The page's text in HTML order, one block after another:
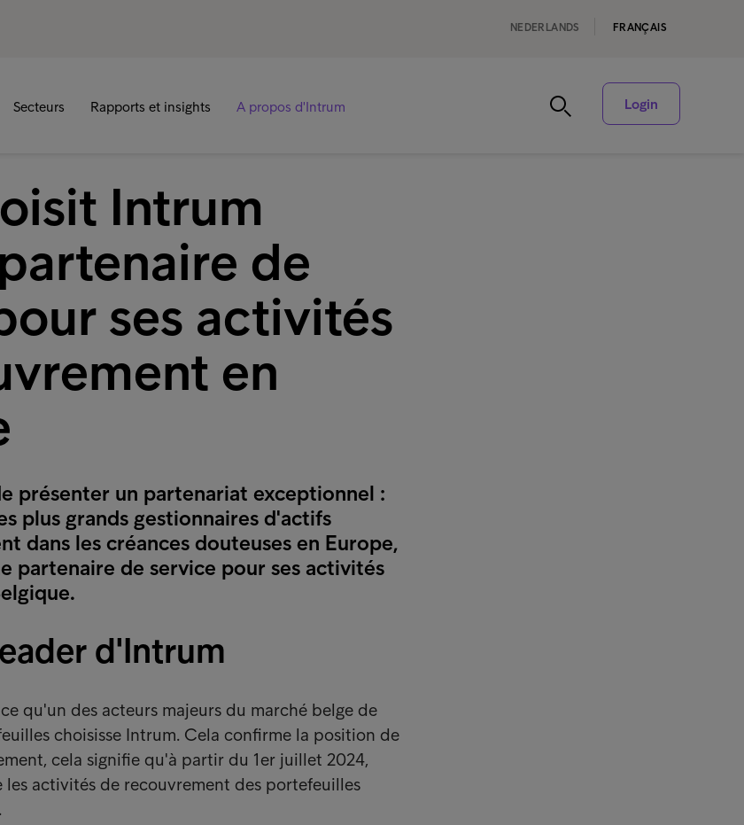
NEDERLANDS FRANÇAIS
Secteurs Rapports et insights A propos d'Intrum Login
Intrum
de
ses activités
en
présenter un partenariat exceptionnel :
plus grands gestionnaires d'actifs
dans les créances douteuses en Europe,
partenaire de service pour ses activités
d'Intrum
qu'un des acteurs majeurs du marché belge de
choisisse Intrum. Cela confirme la position de
cela signifie qu'à partir du 1er juillet 2024,
activités de recouvrement des portefeuilles